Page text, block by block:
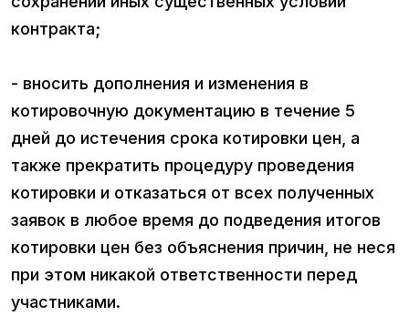
контракта;
- вносить дополнения и изменения в
котировочную документацию в течение 5
дней до истечения срока котировки цен, а
также прекратить процедуру проведения
котировки и отказаться от всех полученных
заявок в любое время до подведения итогов
котировки цен без объяснения причин, не неся
при этом никакой ответственности перед
участниками.